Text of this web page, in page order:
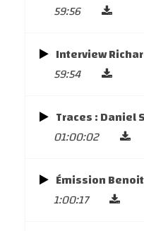
59:56
Interview
59:54
Traces : Daniel
01:00:02
Émission
1:00:17